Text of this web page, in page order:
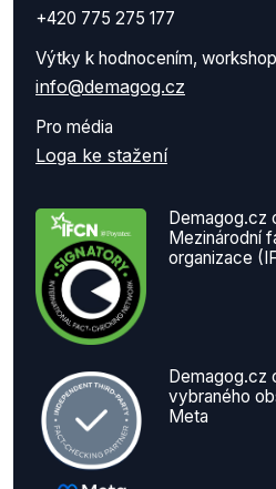
+420 775 275 177
Výtky k hodnocením,
info@demagog.cz
Pro média
Loga ke stažení
Demagog.cz
Mezinárodní
organizace
Demagog.cz
vybraného
Meta